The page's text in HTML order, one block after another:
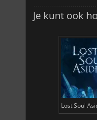
Je kunt ook
Lost Soul